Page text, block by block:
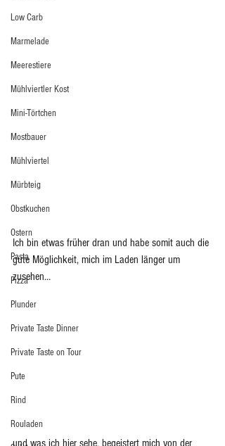
Low Carb
Marmelade
Meerestiere
Mühlviertler Kost
Mini-Törtchen
Mostbauer
Mühlviertel
Mürbteig
Obstkuchen
Ostern
Pasta
Pizza
Plunder
Private Taste Dinner
Private Taste on Tour
Pute
Rind
Rouladen
Ich bin etwas früher dran und habe somit auch die
gute Möglichkeit, mich im Laden länger um
zusehen…
und was ich hier sehe, begeistert mich von der